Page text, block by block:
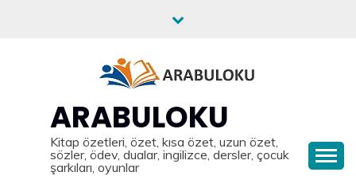
ARABULOKU
Kitap özetleri, özet, kısa özet, uzun özet,
sözler, ödev, dualar, ingilizce, dersler, çocuk
şarkıları, oyunlar